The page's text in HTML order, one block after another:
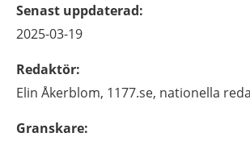
Senast uppdaterad:
2025-03-19
Redaktör:
Elin Åkerblom, 1177.se, nationella
Granskare: